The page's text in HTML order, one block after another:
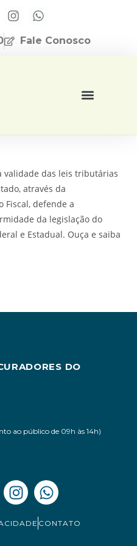
Fale Conosco
validade das leis tributárias
através da
Fiscal, defende a
da legislação do
e Estadual. Ouça e saiba
DO
ao público de 09h às 14h)
CONTATO